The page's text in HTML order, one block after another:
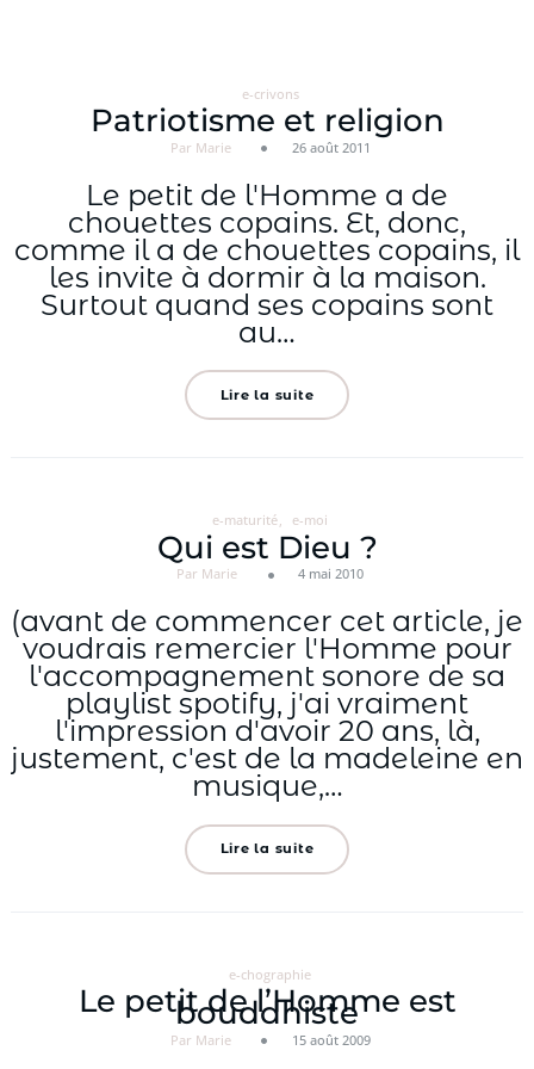
e-crivons
Patriotisme et religion
Par Marie 26 août 2011
Le petit de l'Homme a de
chouettes copains. Et, donc,
comme il a de chouettes copains, il
les invite à dormir à la maison.
Surtout quand ses copains sont
au…
Lire la suite
e-maturité e-moi
Qui est Dieu ?
Par Marie 4 mai 2010
(avant de commencer cet article, je
voudrais remercier l'Homme pour
l'accompagnement sonore de sa
playlist spotify, j'ai vraiment
l'impression d'avoir 20 ans, là,
justement, c'est de la madeleine en
musique,…
Lire la suite
e-chographie
Le petit de l’Homme est
bouddhiste
Par Marie 15 août 2009